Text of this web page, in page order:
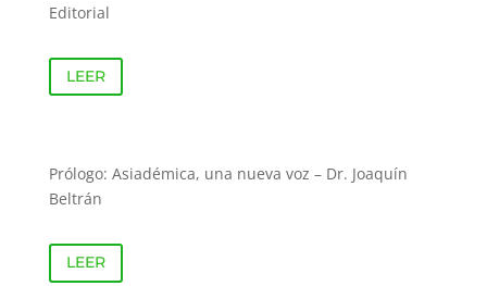
Editorial
LEER
Prólogo: Asiadémica, una nueva voz – Dr. Joaquín
Beltrán
LEER